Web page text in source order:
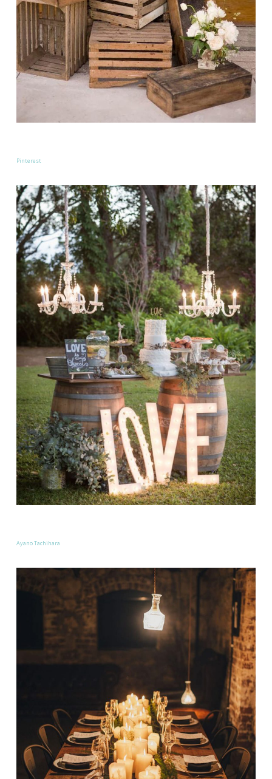
Pinterest
Ayano Tachihara